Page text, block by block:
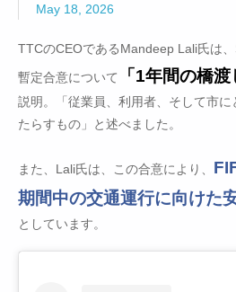
May 18, 2026
TTCのCEOであるMandeep Lali氏は
暫定合意について
「1年間の橋
説明。「従業員、利用者、そして市
たらすもの」と述べました。
また、Lali氏は、この合意により、
期間中の交通運行に向けた
としています。